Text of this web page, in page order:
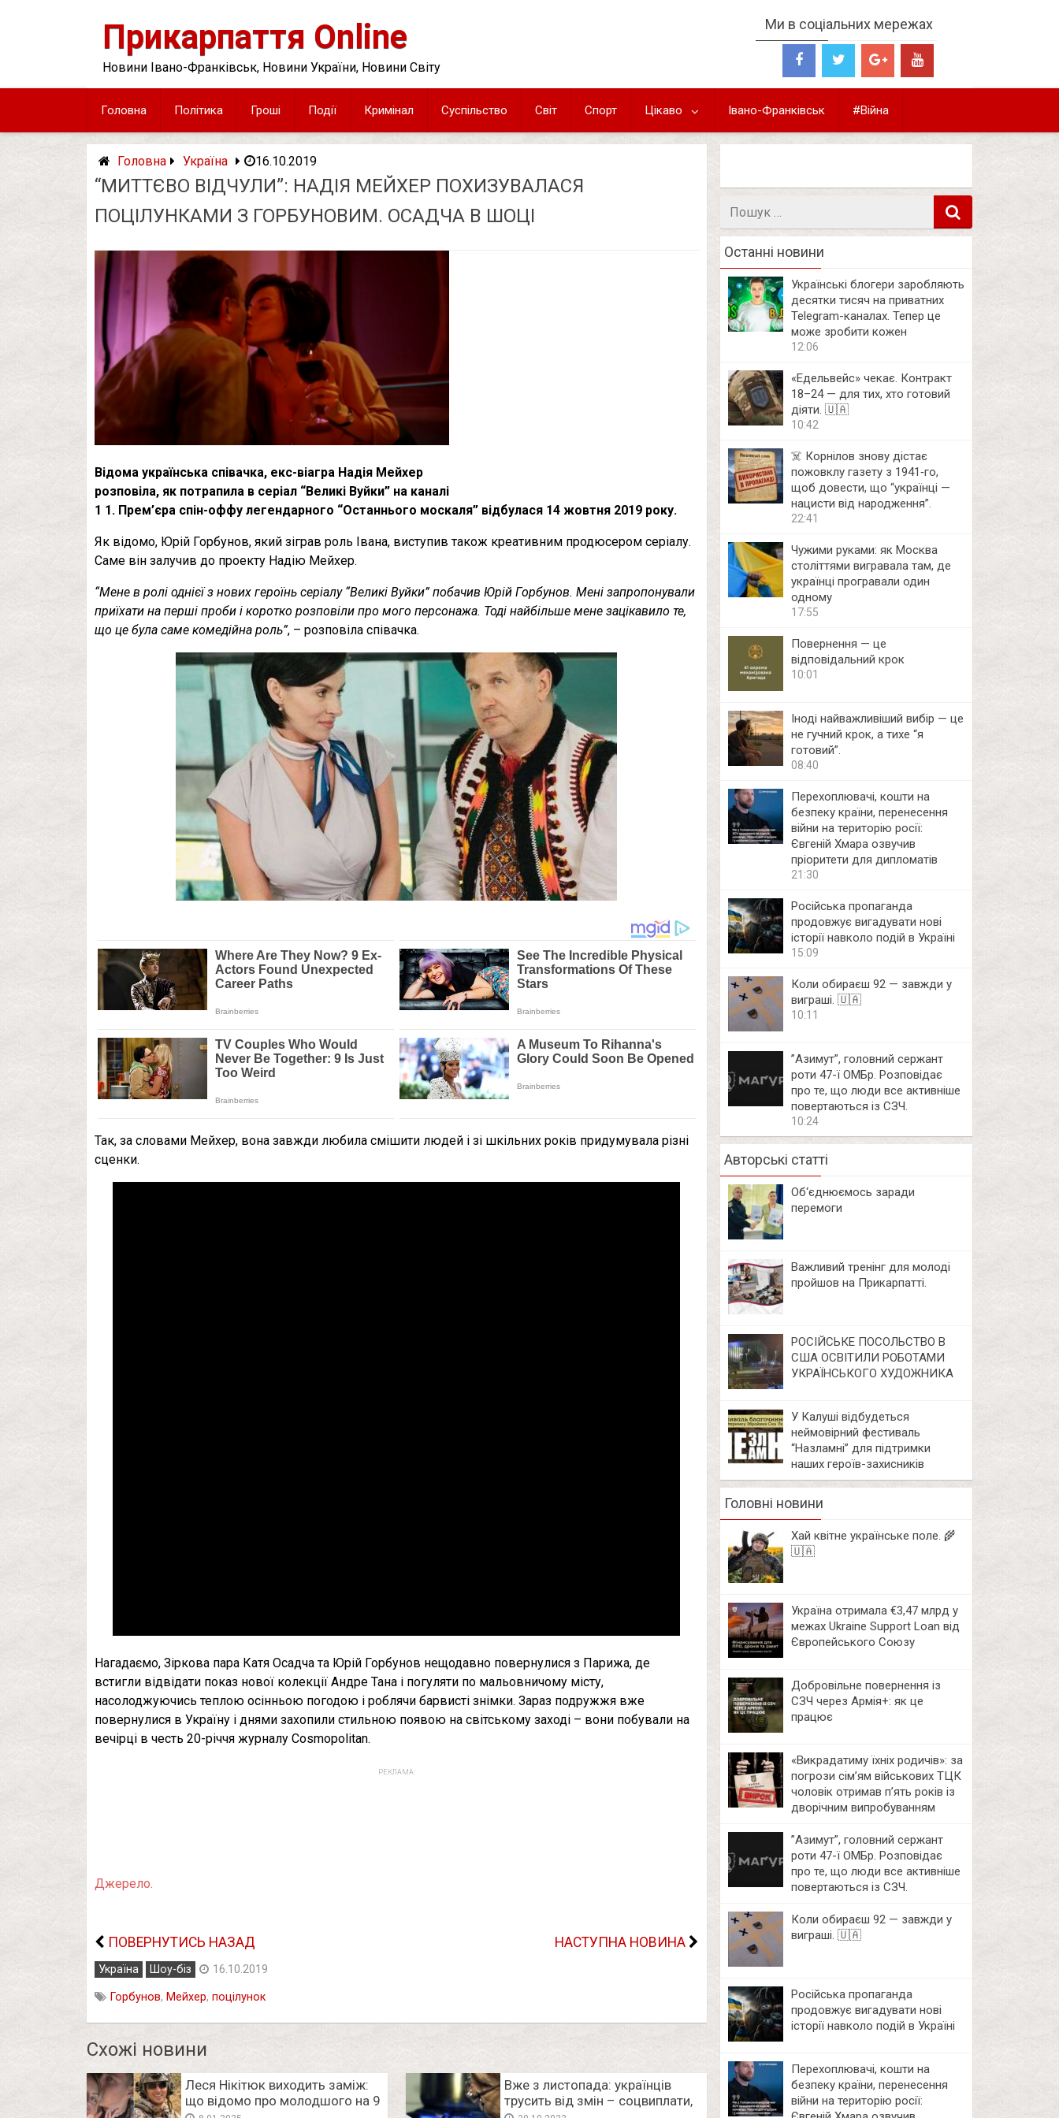
Прикарпаття Online
Новини Івано-Франківськ, Новини України, Новини Світу
Ми в соціальних мережах
Головна Політика Гроші Події Кримінал Суспільство Світ Спорт Цікаво Івано-Франківськ #Війна
Головна Україна 16.10.2019
“МИТТЄВО ВІДЧУЛИ”: НАДІЯ МЕЙХЕР ПОХИЗУВАЛАСЯ
ПОЦІЛУНКАМИ З ГОРБУНОВИМ. ОСАДЧА В ШОЦІ
Відома українська співачка, екс-віагра Надія Мейхер
розповіла, як потрапила в серіал “Великі Вуйки” на каналі
1 1. Прем’єра спін-оффу легендарного “Останнього москаля” відбулася 14 жовтня 2019 року.
Як відомо, Юрій Горбунов, який зіграв роль Івана, виступив також креативним продюсером серіалу.
Саме він залучив до проекту Надію Мейхер.
“Мене в ролі однієї з нових героїнь серіалу “Великі Вуйки” побачив Юрій Горбунов. Мені запропонували
приїхати на перші проби і коротко розповіли про мого персонажа. Тоді найбільше мене зацікавило те,
що це була саме комедійна роль”, – розповіла співачка.
Так, за словами Мейхер, вона завжди любила смішити людей і зі шкільних років придумувала різні
сценки.
Нагадаємо, Зіркова пара Катя Осадча та Юрій Горбунов нещодавно повернулися з Парижа, де
встигли відвідати показ нової колекції Андре Тана і погуляти по мальовничому місту,
насолоджуючись теплою осінньою погодою і роблячи барвисті знімки. Зараз подружжя вже
повернулися в Україну і днями захопили стильною появою на світському заході – вони побували на
вечірці в честь 20-річчя журналу Cosmopolitan.
РЕКЛАМА:
Джерело.
ПОВЕРНУТИСЬ НАЗАД НАСТУПНА НОВИНА
Україна Шоу-біз 16.10.2019
Горбунов, Мейхер, поцілунок
Схожі новини
Леся Нікітюк виходить заміж:
що відомо про молодшого на 9
Вже з листопада: українців
трусить від змін – соцвиплати,
Останні новини
Українські блогери заробляють
десятки тисяч на приватних
Telegram-каналах. Тепер це
може зробити кожен
12:06
«Едельвейс» чекає. Контракт
18–24 — для тих, хто готовий
діяти. 🇺🇦
10:42
☠️ Корнілов знову дістає
пожовклу газету з 1941‑го,
щоб довести, що “українці —
нацисти від народження”.
22:41
Чужими руками: як Москва
століттями вигравала там, де
українці програвали один
одному
17:55
Повернення — це
відповідальний крок
10:01
Іноді найважливіший вибір — це
не гучний крок, а тихе “я
готовий”.
08:40
Перехоплювачі, кошти на
безпеку країни, перенесення
війни на територію росії:
Євгеній Хмара озвучив
пріоритети для дипломатів
21:30
Російська пропаганда
продовжує вигадувати нові
історії навколо подій в Україні
15:09
Коли обираєш 92 — завжди у
виграші. 🇺🇦
10:11
⁨”Азимут”, головний сержант
роти 47-ї ОМБр. Розповідає
про те, що люди все активніше
повертаються із СЗЧ.
10:24
Авторські статті
Об‘єднюємось заради
перемоги
Важливий тренінг для молоді
пройшов на Прикарпатті.
РОСІЙСЬКЕ ПОСОЛЬСТВО В
США ОСВІТИЛИ РОБОТАМИ
УКРАЇНСЬКОГО ХУДОЖНИКА
У Калуші відбудеться
неймовірний фестиваль
“Назламні” для підтримки
наших героїв-захисників
Головні новини
Хай квітне українське поле. 🌾
🇺🇦
Україна отримала €3,47 млрд у
межах Ukraine Support Loan від
Європейського Союзу
Добровільне повернення із
СЗЧ через Армія+: як це
працює
«Викрадатиму їхніх родичів»: за
погрози сім’ям військових ТЦК
чоловік отримав п’ять років із
дворічним випробуванням
⁨”Азимут”, головний сержант
роти 47-ї ОМБр. Розповідає
про те, що люди все активніше
повертаються із СЗЧ.
Коли обираєш 92 — завжди у
виграші. 🇺🇦
Російська пропаганда
продовжує вигадувати нові
історії навколо подій в Україні
Перехоплювачі, кошти на
безпеку країни, перенесення
війни на територію росії: